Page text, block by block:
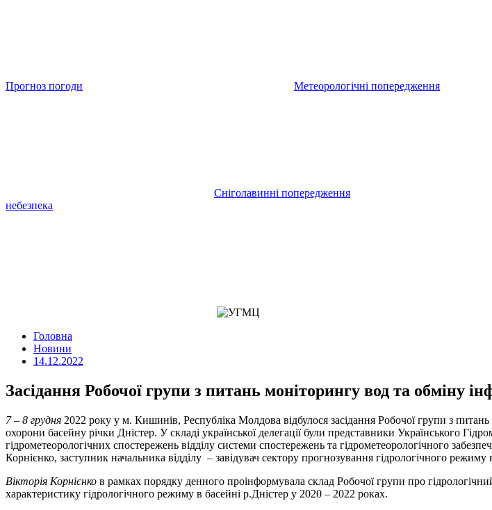
Прогноз погоди Метеорологічні попередження
Сніголавинні попередження
небезпека
Головна
Новини
14.12.2022
Засідання Робочої групи з питань моніторингу вод та обміну
7 – 8 грудня 2022 року у м. Кишинів, Республіка Молдова відбулося засідання Робочої групи з
охорони басейну річки Дністер. У складі української делегації були представники Українського
гідрометеорологічних спостережень відділу системи спостережень та гідрометеорологічного
Корнієнко, заступник начальника відділу – завідувач сектору прогнозування гідрологічного
Вікторія Корнієнко в рамках порядку денного проінформувала склад Робочої групи про
характеристику гідрологічного режиму в басейні р.Дністер у 2020 – 2022 роках.